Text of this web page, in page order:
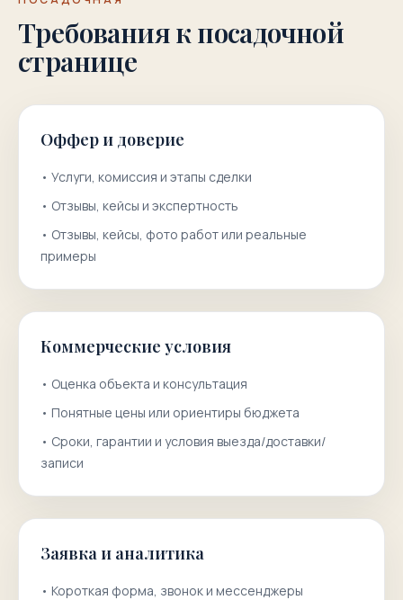
Требования к посадочной
странице
Оффер и доверие
• Услуги, комиссия и этапы сделки
• Отзывы, кейсы и экспертность
• Отзывы, кейсы, фото работ или реальные
примеры
Коммерческие условия
• Оценка объекта и консультация
• Понятные цены или ориентиры бюджета
• Сроки, гарантии и условия выезда/доставки/
записи
Заявка и аналитика
• Короткая форма, звонок и мессенджеры